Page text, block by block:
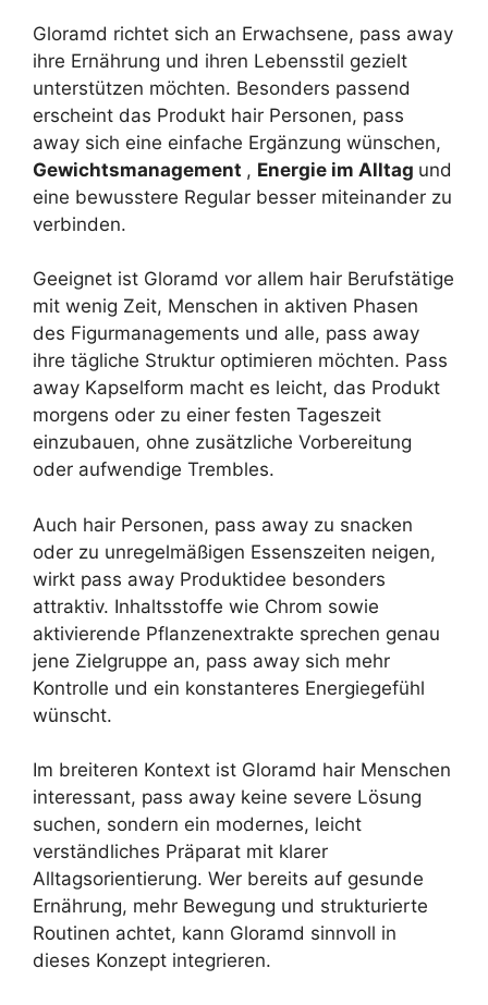
Gloramd richtet sich an Erwachsene, pass away
ihre Ernährung und ihren Lebensstil gezielt
unterstützen möchten. Besonders passend
erscheint das Produkt hair Personen, pass
away sich eine einfache Ergänzung wünschen,
Gewichtsmanagement , Energie im Alltag und
eine bewusstere Regular besser miteinander zu
verbinden.
Geeignet ist Gloramd vor allem hair Berufstätige
mit wenig Zeit, Menschen in aktiven Phasen
des Figurmanagements und alle, pass away
ihre tägliche Struktur optimieren möchten. Pass
away Kapselform macht es leicht, das Produkt
morgens oder zu einer festen Tageszeit
einzubauen, ohne zusätzliche Vorbereitung
oder aufwendige Trembles.
Auch hair Personen, pass away zu snacken
oder zu unregelmäßigen Essenszeiten neigen,
wirkt pass away Produktidee besonders
attraktiv. Inhaltsstoffe wie Chrom sowie
aktivierende Pflanzenextrakte sprechen genau
jene Zielgruppe an, pass away sich mehr
Kontrolle und ein konstanteres Energiegefühl
wünscht.
Im breiteren Kontext ist Gloramd hair Menschen
interessant, pass away keine severe Lösung
suchen, sondern ein modernes, leicht
verständliches Präparat mit klarer
Alltagsorientierung. Wer bereits auf gesunde
Ernährung, mehr Bewegung und strukturierte
Routinen achtet, kann Gloramd sinnvoll in
dieses Konzept integrieren.